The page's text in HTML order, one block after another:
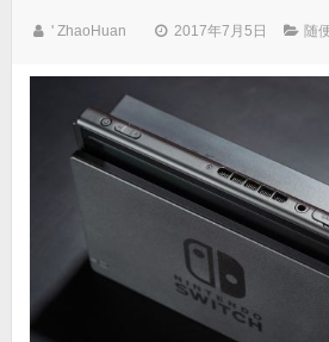
' ZhaoHuan 2017年7月5日 随